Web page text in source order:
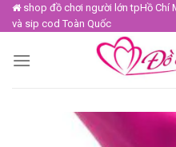
Skip
to
shop đồ chơi người lớn tpHồ Chí
và sip cod Toàn Quốc